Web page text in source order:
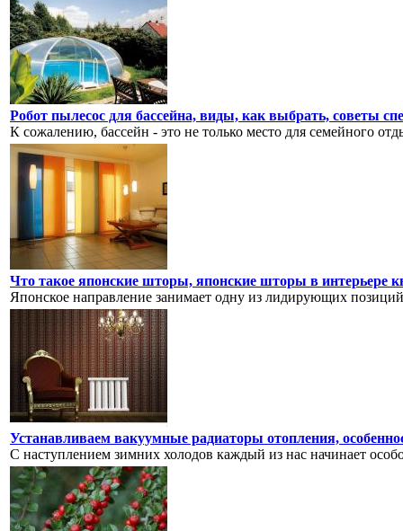
Робот пылесос для бассейна, виды, как выбрать, советы
К сожалению, бассейн - это не только место для семейного
Что такое японские шторы, японские шторы в интерьере
Японское направление занимает одну из лидирующих
Устанавливаем вакуумные радиаторы отопления,
С наступлением зимних холодов каждый из нас начинает